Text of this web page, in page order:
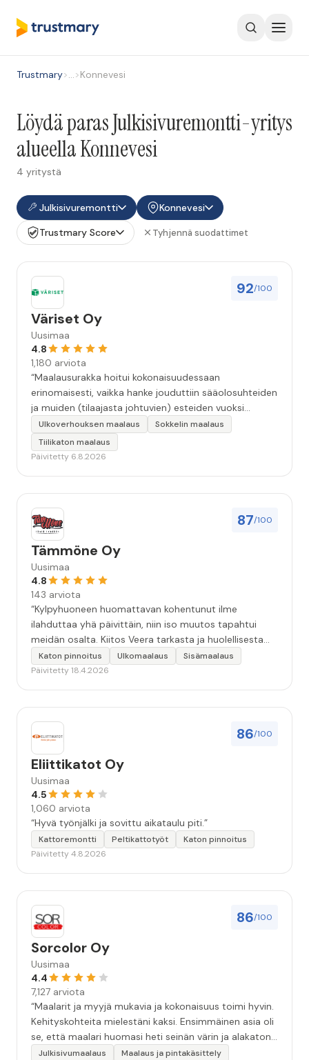
Trustmary>…>Konnevesi
Löydä paras Julkisivuremontti-yritys
alueella Konnevesi
4 yritystä
Julkisivuremontti
Konnevesi
Trustmary Score
Tyhjennä suodattimet
92/100
Väriset Oy
Uusimaa
4.8
1,180 arviota
“Maalausurakka hoitui kokonaisuudessaan
erinomaisesti, vaikka hanke jouduttiin sääolosuhteiden
ja muiden (tilaajasta johtuvien) esteiden vuoksi
keskeyttämään n. 3 viikoksi. Maalaistulos on oikein
hyvä, yhteydenpito erinomaista, jälkityöt tehtiin
huolellisesti. Suosittelen. Erityiskiitos itse maalareille:
Ulkoverhouksen maalaus
Sokkelin maalaus
Tiilikaton maalaus
Päivitetty 6.8.2026
87/100
Tämmöne Oy
Uusimaa
4.8
143 arviota
“Kylpyhuoneen huomattavan kohentunut ilme
ilahduttaa yhä päivittäin, niin iso muutos tapahtui
meidän osalta. Kiitos Veera tarkasta ja huolellisesta
työstä, sekä ystävällisestä palvelusta!”
Katon pinnoitus Ulkomaalaus
Sisämaalaus
Päivitetty 18.4.2026
86/100
Eliittikatot Oy
Uusimaa
4.5
1,060 arviota
“Hyvä työnjälki ja sovittu aikataulu piti.”
Kattoremontti Peltikattotyöt
Katon pinnoitus
Päivitetty 4.8.2026
86/100
Sorcolor Oy
Uusimaa
4.4
7,127 arviota
“Maalarit ja myyjä mukavia ja kokonaisuus toimi hyvin.
Kehityskohteita mielestäni kaksi. Ensimmäinen asia oli
se, että maalari huomasi heti seinän värin ja alakaton
värin erot mitä en huomannut. Hyvä toki että siinä
Julkisivumaalaus
Maalaus ja pintakäsittely